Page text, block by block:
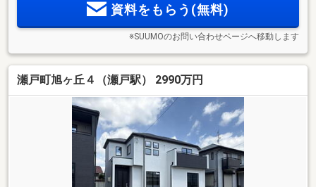
資料をもらう(無料)
※SUUMOのお問い合わせページへ移動します
瀬戸町旭ヶ丘４（瀬戸駅） 2990万円